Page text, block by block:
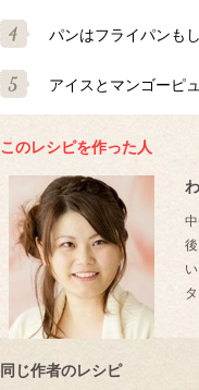
パンはフライパンも
アイスとマンゴーピ
このレシピを作った人
同じ作者のレシピ